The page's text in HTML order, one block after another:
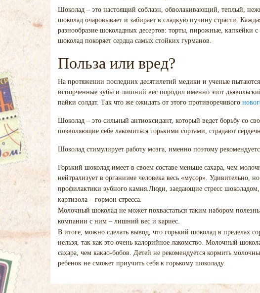
Шоколад – это настоящий соблазн, обволакивающий, теплый,
шоколад очаровывает и забирает в сладкую пучину страсти.
разнообразие шоколадных десертов: торты, пирожные,
шоколад покоряет сердца самых стойких гурманов.
Польза или вред?
На протяжении последних десятилетий медики и ученые
испорченные зубы и лишний вес породил именно этот
пайки солдат. Так что же ожидать от этого противоречивого
Шоколад – это сильный антиоксидант, который ведет борьбу со
позволяющие себе лакомиться горькими сортами, страдают
Шоколад стимулирует работу мозга, именно поэтому
Горький шоколад имеет в своем составе меньше сахара, чем
нейтрализует в организме человека весь «мусор». Удивительно,
профилактики зубного камня.Люди, заедающие стресс шоколадом,
картизола – гормон стресса.
Молочный шоколад не может похвастаться таким набором
компании с ним – лишний вес и кариес.
В итоге, можно сделать вывод, что горький шоколад в пределах
нельзя, так как это очень калорийное лакомство. Молочный
сахара, чем какао-бобов. Детей не рекомендуется кормить
ребенок не сможет приучить себя к горькому шоколаду.